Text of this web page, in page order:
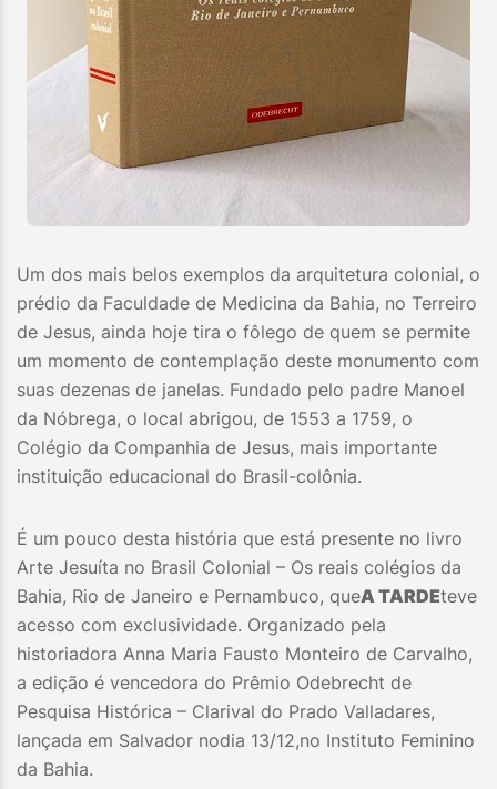
Um dos mais belos exemplos da arquitetura colonial, o
prédio da Faculdade de Medicina da Bahia, no Terreiro
de Jesus, ainda hoje tira o fôlego de quem se permite
um momento de contemplação deste monumento com
suas dezenas de janelas. Fundado pelo padre Manoel
da Nóbrega, o local abrigou, de 1553 a 1759, o
Colégio da Companhia de Jesus, mais importante
instituição educacional do Brasil-colônia.
É um pouco desta história que está presente no livro
Arte Jesuíta no Brasil Colonial – Os reais colégios da
Bahia, Rio de Janeiro e Pernambuco, queA TARDEteve
acesso com exclusividade. Organizado pela
historiadora Anna Maria Fausto Monteiro de Carvalho,
a edição é vencedora do Prêmio Odebrecht de
Pesquisa Histórica – Clarival do Prado Valladares,
lançada em Salvador nodia 13/12,no Instituto Feminino
da Bahia.